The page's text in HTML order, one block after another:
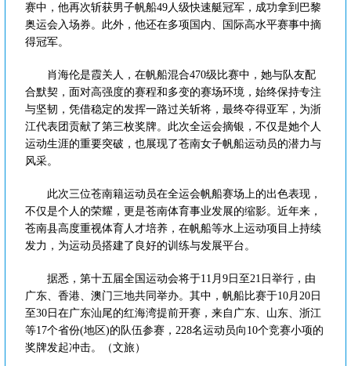
赛中，他再次斩获男子帆船49人级快速艇冠军，成功拿到巴黎
奥运会入场券。此外，他还在多项国内、国际高水平赛事中摘
得冠军。
肖海伦是霞关人，在帆船混合470级比赛中，她与队友配
合默契，面对高强度的赛程和多变的赛场环境，始终保持专注
与坚韧，凭借稳定的发挥一路过关斩将，最终夺得亚军，为浙
江代表团贡献了第三枚奖牌。此次全运会摘银，不仅是她个人
运动生涯的重要突破，也展现了苍南女子帆船运动员的潜力与
风采。
此次三位苍南籍运动员在全运会帆船赛场上的出色表现，
不仅是个人的荣耀，更是苍南体育事业发展的缩影。近年来，
苍南县高度重视体育人才培养，在帆船等水上运动项目上持续
发力，为运动员搭建了良好的训练与发展平台。
据悉，第十五届全国运动会将于11月9日至21日举行，由
广东、香港、澳门三地共同举办。其中，帆船比赛于10月20日
至30日在广东汕尾的红海湾提前开赛，来自广东、山东、浙江
等17个省份(地区)的队伍参赛，228名运动员向10个竞赛小项的
奖牌发起冲击。（文旅）